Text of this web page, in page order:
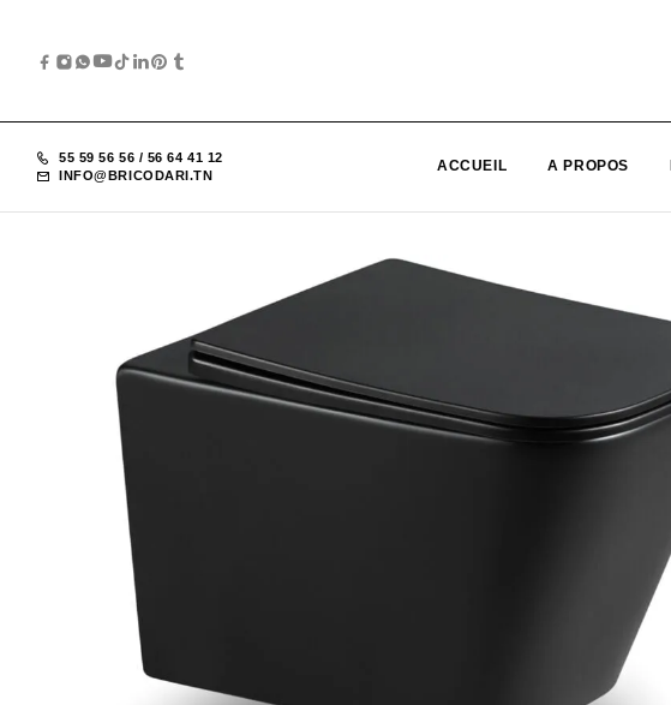
55 59 56 56 / 56 64 41 12
INFO@BRICODARI.TN
ACCUEIL A PROPOS